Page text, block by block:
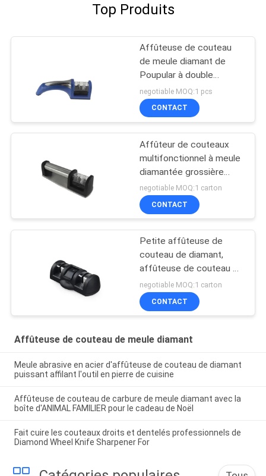
Top Produits
Affûteuse de couteau
de meule diamant de
Poupular à double
fonction avec approuvé
par le FDA
negotiable MOQ:1 pcs
CONTACT
Affûteur de couteaux
multifonctionnel à meule
diamantée grossière
avec coussin en EVA
negotiable MOQ:1 carton
CONTACT
Petite affûteuse de
couteau de diamant,
affûteuse de couteau de
chasse pour des
couteaux de poche
negotiable MOQ:1 carton
CONTACT
Affûteuse de couteau de meule diamant
Meule abrasive en acier d'affûteuse de couteau de diamant
puissant affilant l'outil en pierre de cuisine
Affûteuse de couteau de carbure de meule diamant avec la
boîte d'ANIMAL FAMILIER pour le cadeau de Noël
Fait cuire les couteaux droits et dentelés professionnels de
Diamond Wheel Knife Sharpener For